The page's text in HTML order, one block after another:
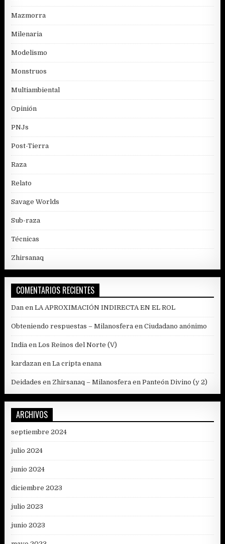
Mazmorra
Milenaria
Modelismo
Monstruos
Multiambiental
Opinión
PNJs
Post-Tierra
Raza
Relato
Savage Worlds
Sub-raza
Técnicas
Zhirsanaq
COMENTARIOS RECIENTES
Dan enLA APROXIMACIÓN INDIRECTA EN EL ROL
Obteniendo respuestas – Milanosfera enCiudadano anónimo
India enLos Reinos del Norte (V)
kardazan enLa cripta enana
Deidades en Zhirsanaq – Milanosfera enPanteón Divino (y 2)
ARCHIVOS
septiembre 2024
julio 2024
junio 2024
diciembre 2023
julio 2023
junio 2023